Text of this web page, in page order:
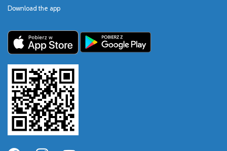
Download the app